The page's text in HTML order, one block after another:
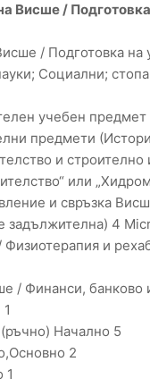
Висше /
/ Подготовка
Социални;
учебен
предмети
и
или
и свръзка
задължителна) 4
и
/ Финанси, банково
Начално 5
2
1